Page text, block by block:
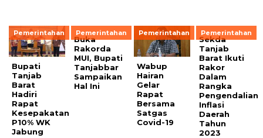
Pemerintahan
Bupati
Tanjab
Barat
Hadiri
Rapat
Kesepakatan
P10% WK
Jabung
Pemerintahan
Buka
Rakorda
MUI, Bupati
Tanjabbar
Sampaikan
Hal Ini
Pemerintahan
Wabup
Hairan
Gelar
Rapat
Bersama
Satgas
Covid-19
Pemerintahan
Sekda
Tanjab
Barat Ikuti
Rakor
Dalam
Rangka
Pengendalian
Inflasi
Daerah
Tahun
2023